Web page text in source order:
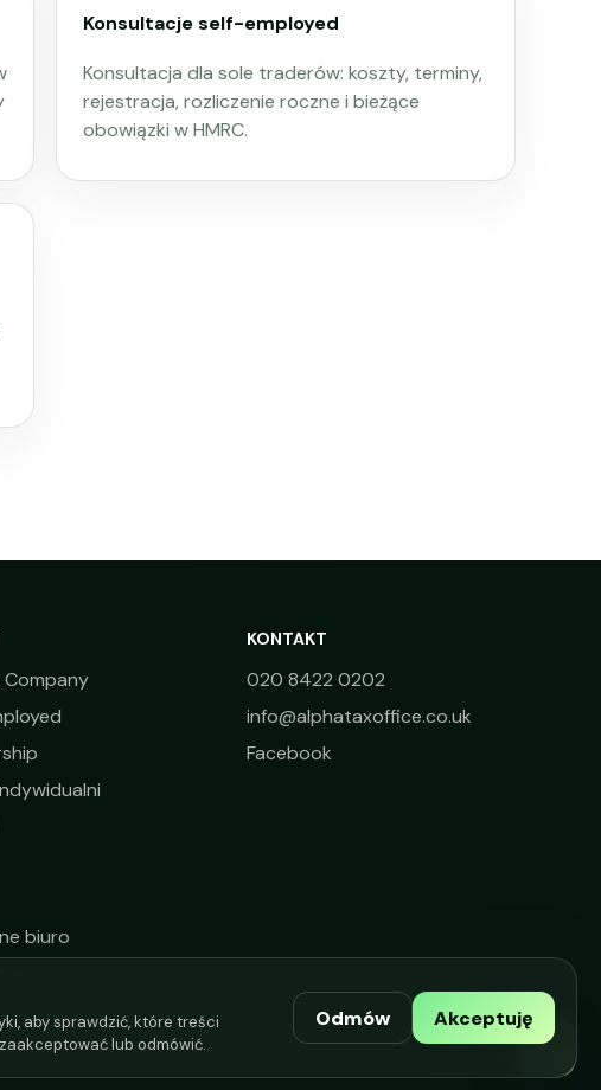
Konsultacje self-employed
Konsultacja dla sole traderów: koszty, terminy,
rejestracja, rozliczenie roczne i bieżące
obowiązki w HMRC.
biuro
KONTAKT
020 8422 0202
info@alphataxoffice.co.uk
Facebook
aby sprawdzić, które treści
lub odmówić.
Odmów Akceptuję